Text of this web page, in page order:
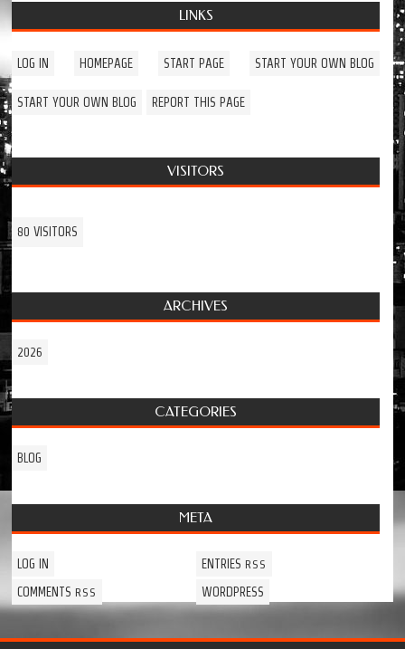
LINKS
LOG IN HOMEPAGE START PAGE START YOUR OWN BLOG
START YOUR OWN BLOG REPORT THIS PAGE
VISITORS
80 VISITORS
ARCHIVES
2026
CATEGORIES
BLOG
META
LOG IN ENTRIES RSS
COMMENTSRSS WORDPRESS